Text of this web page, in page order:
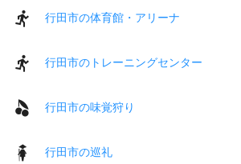
行田市の体育館・アリーナ
行田市のトレーニングセンター
行田市の味覚狩り
行田市の巡礼